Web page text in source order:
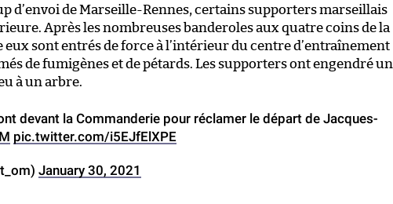
d’envoi de Marseille-Rennes, certains supporters marseillais
Après les nombreuses banderoles aux quatre coins de la
eux sont entrés de force à l’intérieur du centre d’entraînement
de fumigènes et de pétards. Les supporters ont engendré un
à un arbre.
devant la Commanderie pour réclamer le départ de Jacques-
pic.twitter.com/i5EJfElXPE
January 30, 2021